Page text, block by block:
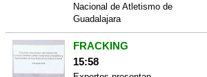
Nacional de Atletismo de
Guadalajara
FRACKING
15:58